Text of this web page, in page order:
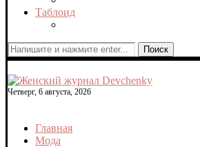
Таблоид
Поиск
Четверг, 6 августа, 2026
Главная
Мода